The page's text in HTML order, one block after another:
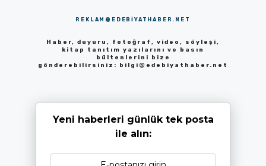
REKLAM@EDEBIYATHABER.NET
Haber, duyuru, fotoğraf, video, söyleşi,
kitap tanıtım yazılarını ve basın
bültenlerini bize
gönderebilirsiniz: bilgi@edebiyathaber.net
Yeni haberleri günlük tek posta
ile alın: